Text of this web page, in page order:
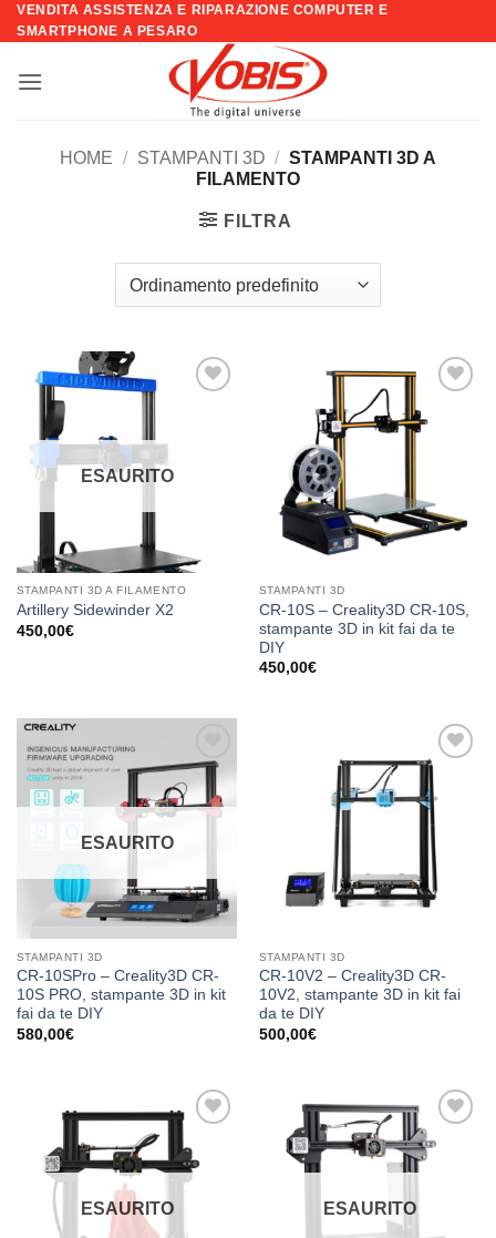
Salta
ai
VENDITA ASSISTENZA E RIPARAZIONE COMPUTER E
SMARTPHONE A PESARO
HOME / STAMPANTI 3D / STAMPANTI 3D A
FILAMENTO
FILTRA
ESAURITO
STAMPANTI 3D A FILAMENTO
Artillery Sidewinder X2
450,00€
Aggiungi
alla lista
STAMPANTI 3D
CR-10S – Creality3D CR-10S,
stampante 3D in kit fai da te
DIY
450,00€
Aggiungi
alla lista
dei
desideri
ESAURITO
STAMPANTI 3D
CR-10SPro – Creality3D CR-
10S PRO, stampante 3D in kit
fai da te DIY
580,00€
Aggiungi
alla lista
dei
desideri
STAMPANTI 3D
CR-10V2 – Creality3D CR-
10V2, stampante 3D in kit fai
da te DIY
500,00€
alla lista
dei
desideri
ESAURITO
Aggiungi
alla lista
ESAURITO